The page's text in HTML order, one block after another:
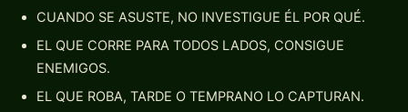
CUANDO SE ASUSTE, NO INVESTIGUE ÉL POR QUÉ.
EL QUE CORRE PARA TODOS LADOS, CONSIGUE
ENEMIGOS.
EL QUE ROBA, TARDE O TEMPRANO LO CAPTURAN.